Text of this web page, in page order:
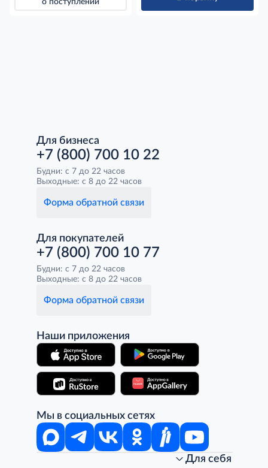
о поступлении
Для бизнеса
+7 (800) 700 10 22
Будни: с 7 до 22 часов
Выходные: с 8 до 22 часов
Форма обратной связи
Для покупателей
+7 (800) 700 10 77
Будни: с 7 до 22 часов
Выходные: с 8 до 22 часов
Форма обратной связи
Наши приложения
Мы в социальных сетях
Для себя